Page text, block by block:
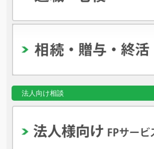
法人向け相談